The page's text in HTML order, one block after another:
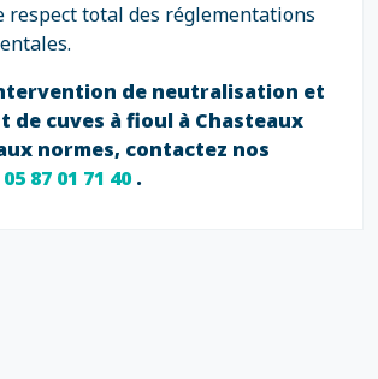
respect total des réglementations
de neutralisation et
de cuves à fioul à Chasteaux
normes, contactez nos
05 87 01 71 40.